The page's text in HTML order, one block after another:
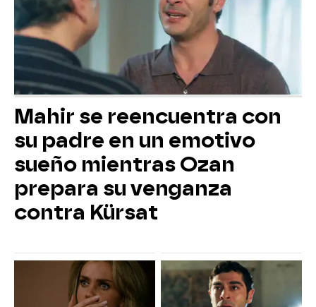
Mahir se reencuentra con
su padre en un emotivo
sueño mientras Ozan
prepara su venganza
contra Kürsat